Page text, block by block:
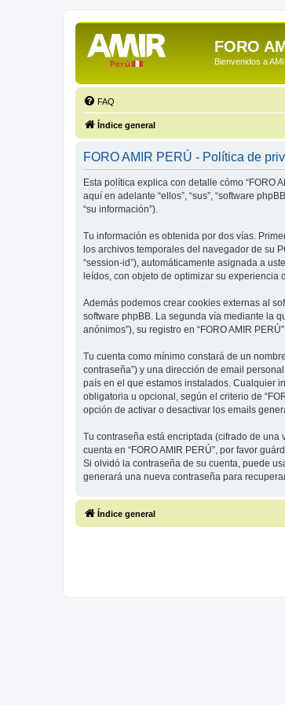
FORO
Bienvenidos a
FAQ
Índice general
FORO AMIR PERÚ - Política de
Esta política explica con detalle cómo “FORO
aquí en adelante “ellos”, “sus”, “software
“su información”).
Tu información es obtenida por dos vías.
los archivos temporales del navegador de su
“session-id”), automáticamente asignada a
leídos, con objeto de optimizar su experiencia
Además podemos crear cookies externas al
software phpBB. La segunda vía mediante la
anónimos”), su registro en “FORO AMIR
Tu cuenta como mínimo constará de un
contraseña”) y una dirección de email
país en el que estamos instalados. Cualquier
obligatoria u opcional, según el criterio de
opción de activar o desactivar los emails
Tu contraseña está encriptada (cifrado de
cuenta en “FORO AMIR PERÚ”, por favor
Si olvidó la contraseña de su cuenta, puede
generará una nueva contraseña para
Índice general